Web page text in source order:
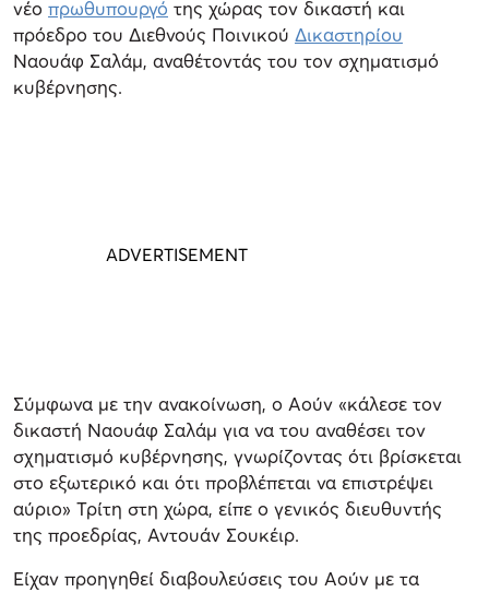
νέο πρωθυπουργό της χώρας τον δικαστή και
πρόεδρο του Διεθνούς Ποινικού Δικαστηρίου
Ναουάφ Σαλάμ, αναθέτοντάς του τον σχηματισμό
κυβέρνησης.
Σύμφωνα με την ανακοίνωση, ο Αούν «κάλεσε τον
δικαστή Ναουάφ Σαλάμ για να του αναθέσει τον
σχηματισμό κυβέρνησης, γνωρίζοντας ότι βρίσκεται
στο εξωτερικό και ότι προβλέπεται να επιστρέψει
αύριο» Τρίτη στη χώρα, είπε ο γενικός διευθυντής
της προεδρίας, Αντουάν Σουκέιρ.
Είχαν προηγηθεί διαβουλεύσεις του Αούν με τα